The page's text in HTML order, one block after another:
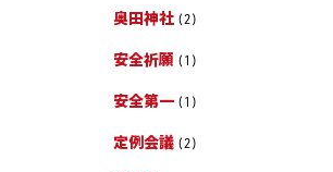
奥田神社 (2)
安全祈願 (1)
安全第一 (1)
定例会議 (2)